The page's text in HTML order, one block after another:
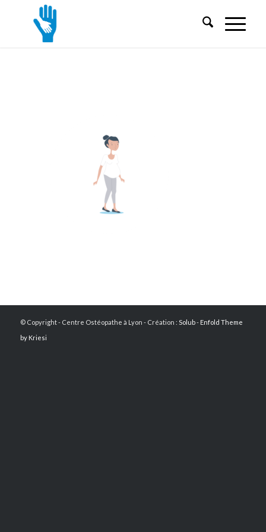
© Copyright - Centre Ostéopathe à Lyon - Création : Solub- Enfold Theme
by Kriesi